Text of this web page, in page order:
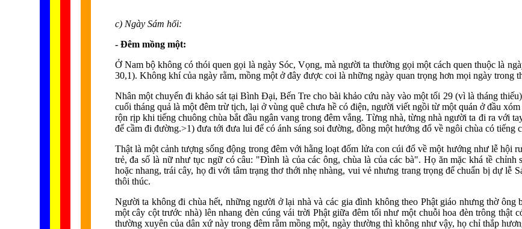
c) Ngày Sám hối:
- Đêm mồng một:
Ở Nam bộ không có thói quen gọi là ngày Sóc, Vọng, mà người ta thường gọi một cách quen thuộc là
30,1). Không khí của ngày rằm, mồng một ở đây được coi là những ngày quan trọng hơn mọi ngày trong
Nhân một chuyến đi khảo sát tại Bình Đại, Bến Tre cho bài khảo cứu này vào một tối 29 (vì là tháng
cuối tháng quả là một đêm trừ tịch, lại ở vùng quê chưa hề có điện, người viết ngồi từ một quán ở đầu
rộn rịp khi tiếng chuông chùa bắt đầu ngân vang trong đêm vắng. Từng nhà, từng nhà người ta đi ra với
để cầm đi đường.>1) đưa tới đưa lui để có ánh sáng soi đường, đồng một hướng đổ về ngôi chùa có tiếng
Thật là một cảnh tượng sống động trong đêm với hằng loạt đốm lửa con cúi đổ về một hướng như lễ hội
trẻ, đa số là nữ như tục ngữ có câu: "Đình là của các ông, chùa là của các bà". Họ ăn mặc khá tề
hoặc nhang, trái cây, họ đi với tâm trạng thơ thới nhẹ nhàng, vui vẻ nhưng trang trọng để chuẩn bị dự lễ
thôi thúc.
Người ta không đi chùa hết, những người ở lại nhà và các gia đình không theo Phật giáo nhưng thờ
một cây cột trước nhà) lên nhang đèn cúng vái trời Phật giữa đêm tối như một chuỗi hoa đèn trông
thường xuyên của dân xứ này trong đêm rằm mồng một, ngày thường thì không như vậy, họ chỉ thắp